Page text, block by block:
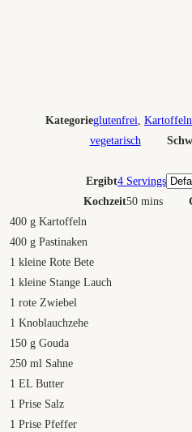
Kategorieglutenfrei, Kartoffeln
vegetarisch
Ergibt4 Servings
Kochzeit50 mins
400 g Kartoffeln
400 g Pastinaken
1 kleine Rote Bete
1 kleine Stange Lauch
1 rote Zwiebel
1 Knoblauchzehe
150 g Gouda
250 ml Sahne
1 EL Butter
1 Prise Salz
1 Prise Pfeffer